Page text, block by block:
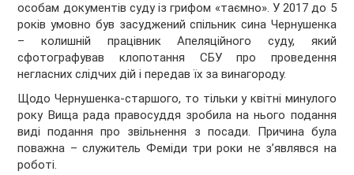
особам документів суду із грифом «таємно». У 2017 до 5
років умовно був засуджений спільник сина Чернушенка
– колишній працівник Апеляційного суду, який
сфотографував клопотання СБУ про проведення
негласних слідчих дій і передав їх за винагороду.
Щодо Чернушенка-старшого, то тільки у квітні минулого
року Вища рада правосуддя зробила на нього подання
виді подання про звільнення з посади. Причина була
поважна – служитель Феміди три роки не з’являвся на
роботі.